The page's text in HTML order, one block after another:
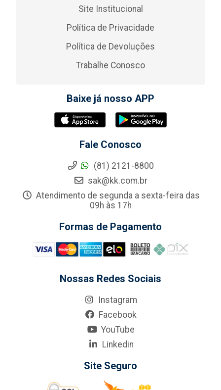
Site Institucional
Política de Privacidade
Política de Devoluções
Trabalhe Conosco
Baixe já nosso APP
Fale Conosco
(81) 2121-8800
sak@kk.com.br
Atendimento de segunda a sexta-feira das
09h às 17h
Formas de Pagamento
Nossas Redes Sociais
Instagram
Facebook
YouTube
Linkedin
Site Seguro